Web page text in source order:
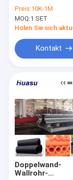
Kontakt mit
Neuigkeiten
doppel-
Einwandige
HDPE Rohr
32 mm-1600 mm
Innendiameter,
Siemens PLC-
Produktivität
Preis:10K-1M
MOQ:1 SET
Holen Sie sich
Kontakt
Doppelwand-
Wallrohr-